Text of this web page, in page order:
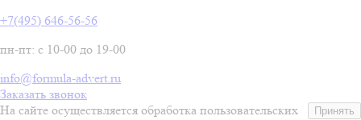
+7(495) 646-56-56
пн-пт: с 10-00 до 19-00
info@formula-advert.ru
Заказать звонок
На сайте осуществляется обработка пользовательских
Принять